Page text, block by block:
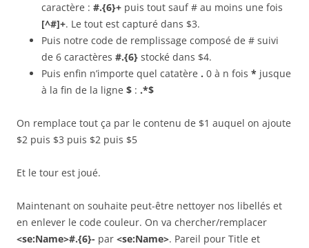
caractère : #.{6}+ puis tout sauf # au moins une fois
[^#]+. Le tout est capturé dans $3.
Puis notre code de remplissage composé de # suivi
de 6 caractères #.{6} stocké dans $4.
Puis enfin n’importe quel catatère . 0 à n fois * jusque
à la fin de la ligne $ : .*$
On remplace tout ça par le contenu de $1 auquel on ajoute
$2 puis $3 puis $2 puis $5
Et le tour est joué.
Maintenant on souhaite peut-être nettoyer nos libellés et
en enlever le code couleur. On va chercher/remplacer
<se:Name>#.{6}- par <se:Name>. Pareil pour Title et